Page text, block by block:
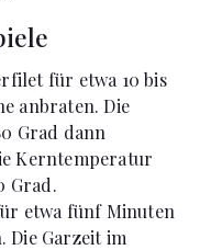
für etwa 10 bis
anbraten. Die
Grad dann
Kerntemperatur
Grad.
etwa fünf Minuten
Die Garzeit im